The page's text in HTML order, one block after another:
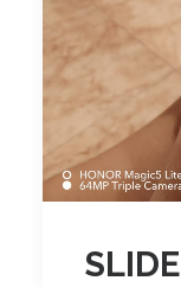
SLIDE